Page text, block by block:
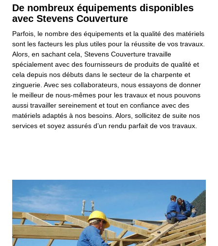
De nombreux équipements disponibles
avec Stevens Couverture
Parfois, le nombre des équipements et la qualité des matériels
sont les facteurs les plus utiles pour la réussite de vos travaux.
Alors, en sachant cela, Stevens Couverture travaille
spécialement avec des fournisseurs de produits de qualité et
cela depuis nos débuts dans le secteur de la charpente et
zinguerie. Avec ses collaborateurs, nous essayons de donner
le meilleur de nous-mêmes pour les travaux et nous pouvons
aussi travailler sereinement et tout en confiance avec des
matériels adaptés à nos besoins. Alors, sollicitez de suite nos
services et soyez assurés d’un rendu parfait de vos travaux.